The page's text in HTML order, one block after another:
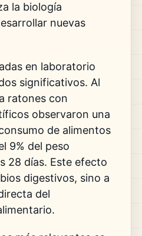
la biología
nuevas
en laboratorio
significativos. Al
ratones con
observaron una
de alimentos
9% del peso
28 días. Este efecto
digestivos, sino a
del